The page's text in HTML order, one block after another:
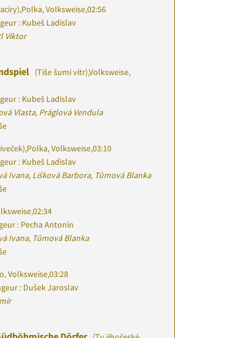
,Polka, Volksweise,02:56
: Kubeš Ladislav
Viktor
(Tiše šumí vítr),Volksweise,
: Kubeš Ladislav
Vlasta, Práglová Vendula
,Polka, Volksweise,03:10
: Kubeš Ladislav
Ivana, Lišková Barbora, Tůmová Blanka
,02:34
: Pecha Antonín
Ivana, Tůmová Blanka
Volksweise,03:28
: Dušek Jaroslav